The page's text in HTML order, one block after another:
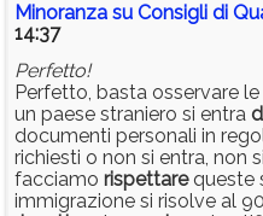
Minoranza su Consigli di
14:37
Perfetto!
Perfetto, basta osservare le
un paese straniero si entra
documenti personali in
richiesti o non si entra, non
facciamo rispettarequeste
immigrazione si risolve al